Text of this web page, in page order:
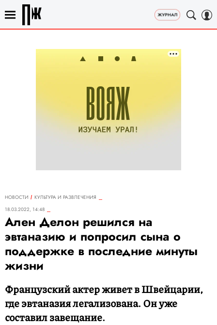
НОВОСТИ
КУЛЬТУРА И РАЗВЛЕЧЕНИЯ
18.03.2022, 14:48
Ален Делон решился на
эвтаназию и попросил сына о
поддержке в последние минуты
жизни
Французский актер живет в Швейцарии,
где эвтаназия легализована. Он уже
составил завещание.